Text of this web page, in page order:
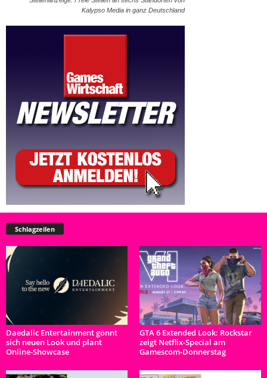
Kalypso Media in ganz Deutschland
Schlagzeilen
Daedalic Entertainment gönnt
sich neuen Look und plant
Online-Showcase
GTA 6 Extended Look: Rockstar
zeigt Netflix-Special am
Gamescom-Donnerstag